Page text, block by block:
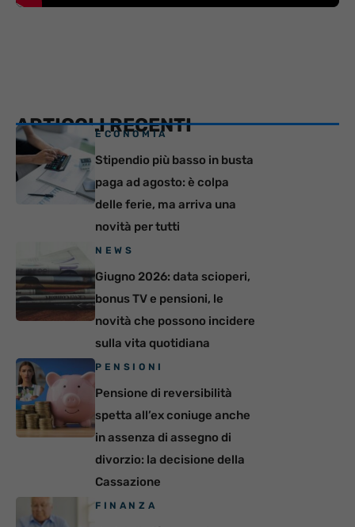
ARTICOLI RECENTI
ECONOMIA
Stipendio più basso in busta
paga ad agosto: è colpa
delle ferie, ma arriva una
novità per tutti
NEWS
Giugno 2026: data scioperi,
bonus TV e pensioni, le
novità che possono incidere
sulla vita quotidiana
PENSIONI
Pensione di reversibilità
spetta all’ex coniuge anche
in assenza di assegno di
divorzio: la decisione della
Cassazione
FINANZA